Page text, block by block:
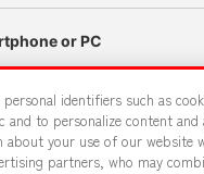
or PC
personal identifiers such as
and to personalize content and
about your use of our website
partners, who may